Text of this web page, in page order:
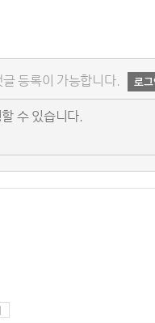
등록이 가능합니다.